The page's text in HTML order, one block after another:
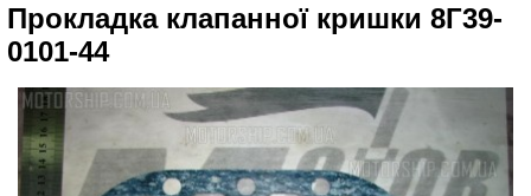
Прокладка клапанної кришки 8Г39-
0101-44